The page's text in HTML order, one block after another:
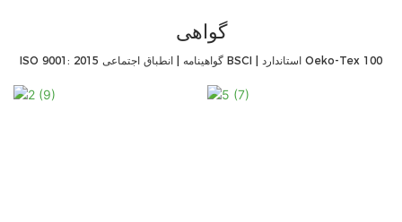
گواهی
ISO 9001: 2015 گواهینامه | انطباق اجتماعی BSCI | استاندارد Oeko-Tex 100